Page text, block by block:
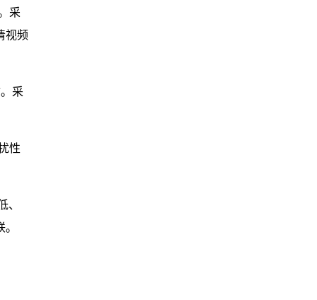
采
视频
采
性
、